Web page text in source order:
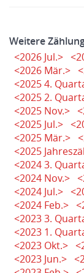
Weitere
<2026 Jul.>
<2026 Mär.>
<2025 4.
<2025 2.
<2025 Nov.>
<2025 Jul.>
<2025 Mär.>
<2025
<2024 3.
<2024 Nov.>
<2024 Jul.>
<2024 Feb.>
<2023 3.
<2023 1.
<2023 Okt.>
<2023 Jun.>